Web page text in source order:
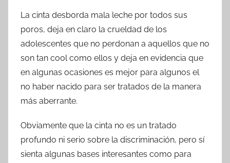
La cinta desborda mala leche por todos sus
poros, deja en claro la crueldad de los
adolescentes que no perdonan a aquellos que no
son tan cool como ellos y deja en evidencia que
en algunas ocasiones es mejor para algunos el
no haber nacido para ser tratados de la manera
más aberrante.
Obviamente que la cinta no es un tratado
profundo ni serio sobre la discriminación, pero sí
sienta algunas bases interesantes como para